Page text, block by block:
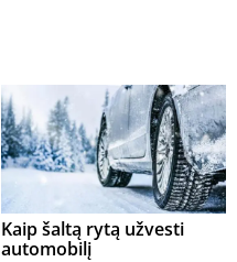
Kaip šaltą rytą užvesti
automobilį